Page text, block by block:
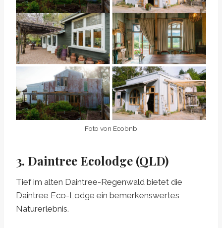
Foto von Ecobnb
3. Daintree Ecolodge (QLD)
Tief im alten Daintree-Regenwald bietet die
Daintree Eco-Lodge ein bemerkenswertes
Naturerlebnis.